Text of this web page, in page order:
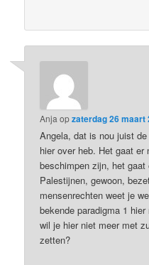
Anja opzaterdag 26 maart
Angela, dat is nou juist
hier over heb. Het gaat
beschimpen zijn, het
Palestijnen, gewoon,
mensenrechten weet je
bekende paradigma 1
wil je hier niet meer met
zetten?